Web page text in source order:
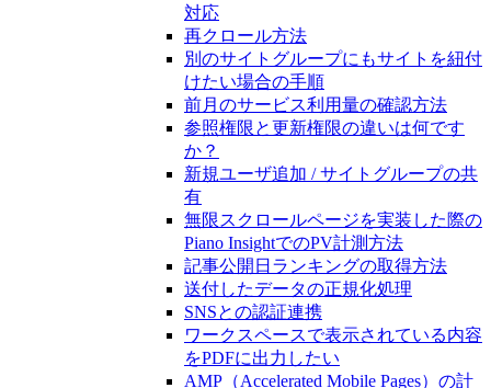
対応
再クロール方法
別のサイトグループにもサイトを紐付
けたい場合の手順
前月のサービス利用量の確認方法
参照権限と更新権限の違いは何です
か？
新規ユーザ追加 / サイトグループの共
有
無限スクロールページを実装した際の
Piano InsightでのPV計測方法
記事公開日ランキングの取得方法
送付したデータの正規化処理
SNSとの認証連携
ワークスペースで表示されている内容
をPDFに出力したい
AMP（Accelerated Mobile Pages）の計